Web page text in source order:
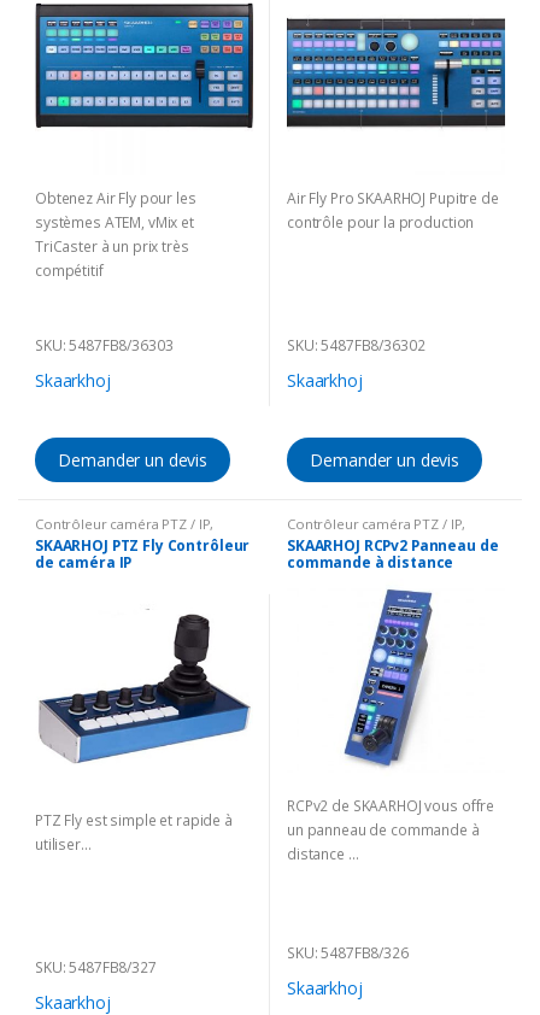
Obtenez Air Fly pour les
systèmes ATEM, vMix et
TriCaster à un prix très
compétitif
SKU: 5487FB8/36303
Skaarkhoj
Demander un devis
Air Fly Pro SKAARHOJ Pupitre de
contrôle pour la production
SKU: 5487FB8/36302
Skaarkhoj
Demander un devis
Contrôleur caméra PTZ / IP,
Solutions Broadcast
SKAARHOJ PTZ Fly Contrôleur
de caméra IP
PTZ Fly est simple et rapide à
utiliser…
SKU: 5487FB8/327
Skaarkhoj
Contrôleur caméra PTZ / IP,
Solutions Broadcast
SKAARHOJ RCPv2 Panneau de
commande à distance
RCPv2 de SKAARHOJ vous offre
un panneau de commande à
distance …
SKU: 5487FB8/326
Skaarkhoj